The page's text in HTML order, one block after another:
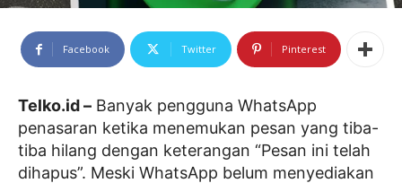
Facebook Twitter Pinterest
Telko.id – Banyak pengguna WhatsApp
penasaran ketika menemukan pesan yang tiba-
tiba hilang dengan keterangan “Pesan ini telah
dihapus”. Meski WhatsApp belum menyediakan